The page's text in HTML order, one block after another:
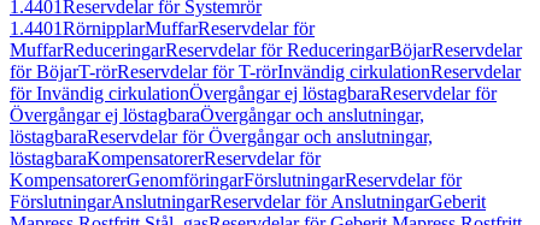
1.4401Reservdelar för Systemrör
1.4401RörnipplarMuffarReservdelar för
MuffarReduceringarReservdelar för ReduceringarBöjarReservdelar
för BöjarT-rörReservdelar för T-rörInvändig cirkulationReservdelar
för Invändig cirkulationÖvergångar ej löstagbaraReservdelar för
Övergångar ej löstagbaraÖvergångar och anslutningar,
löstagbaraReservdelar för Övergångar och anslutningar,
löstagbaraKompensatorerReservdelar för
KompensatorerGenomföringarFörslutningarReservdelar för
FörslutningarAnslutningarReservdelar för AnslutningarGeberit